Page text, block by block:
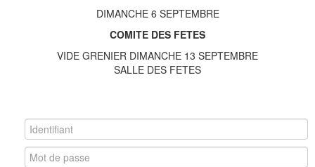
DIMANCHE 6 SEPTEMBRE
COMITE DES FETES
VIDE GRENIER DIMANCHE 13 SEPTEMBRE
SALLE DES FETES